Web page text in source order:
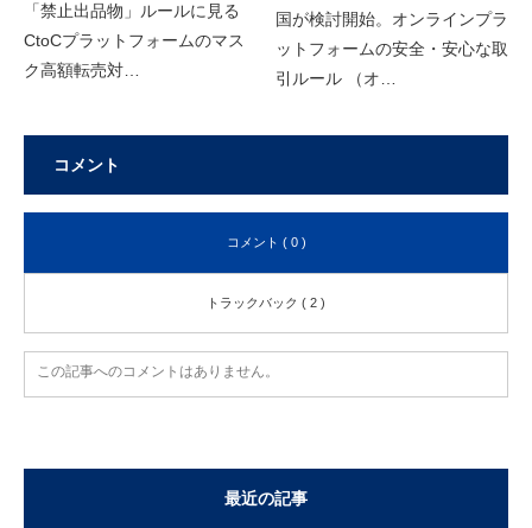
「禁止出品物」ルールに見る
CtoCプラットフォームのマス
ク高額転売対…
国が検討開始。オンラインプラ
ットフォームの安全・安心な取
引ルール （オ…
コメント
コメント ( 0 )
トラックバック ( 2 )
この記事へのコメントはありません。
最近の記事